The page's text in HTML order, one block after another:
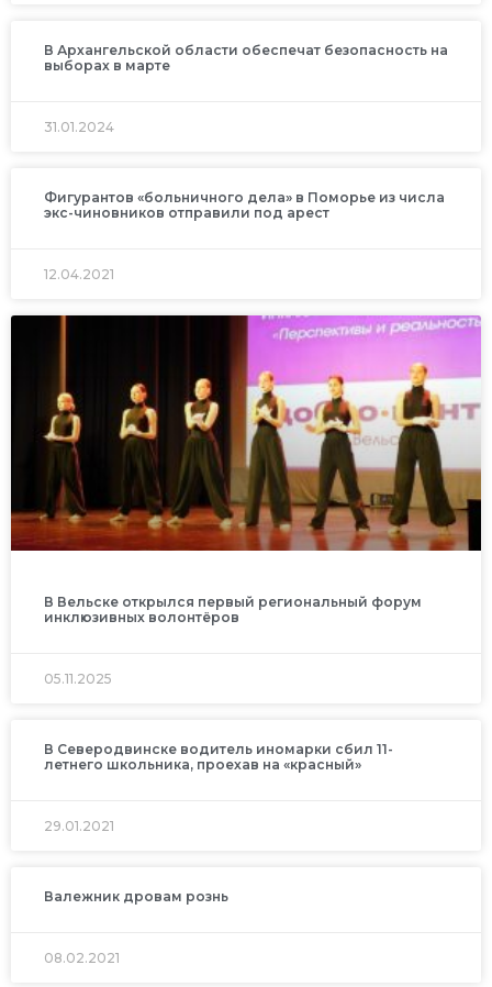
В Архангельской области обеспечат безопасность на
выборах в марте
31.01.2024
Фигурантов «больничного дела» в Поморье из числа
экс-чиновников отправили под арест
12.04.2021
В Вельске открылся первый региональный форум
инклюзивных волонтёров
05.11.2025
В Северодвинске водитель иномарки сбил 11-
летнего школьника, проехав на «красный»
29.01.2021
Валежник дровам рознь
08.02.2021